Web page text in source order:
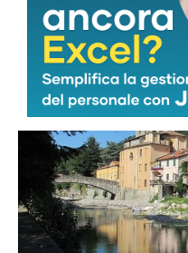
quantità
a nuova